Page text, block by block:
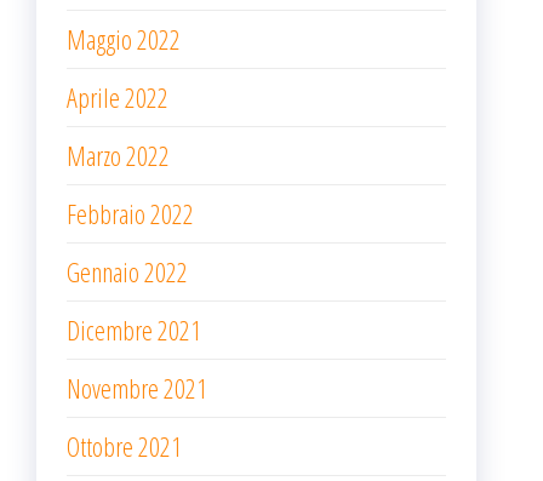
Maggio 2022
Aprile 2022
Marzo 2022
Febbraio 2022
Gennaio 2022
Dicembre 2021
Novembre 2021
Ottobre 2021